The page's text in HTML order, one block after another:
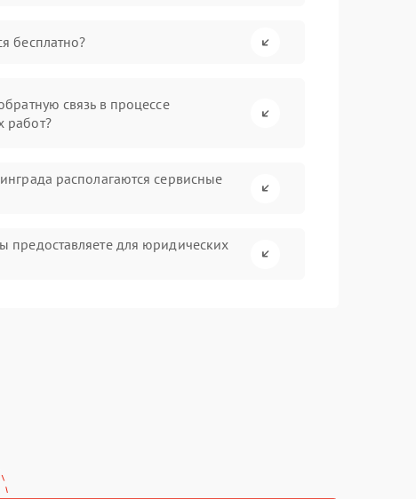
бесплатно?
связь в процессе
работ?
располагаются сервисные
предоставляете для юридических